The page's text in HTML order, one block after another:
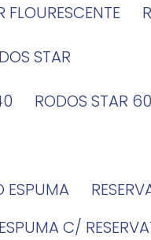
FLOURESCENTE
STAR
RODOS STAR 60
ESPUMA
C/